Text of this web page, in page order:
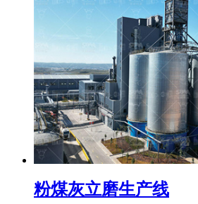
粉煤灰立磨生产线